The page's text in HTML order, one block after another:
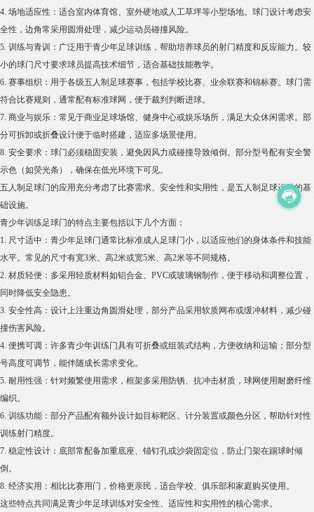
4. 场地适应性：适合室内体育馆、室外硬地或人工草坪等小型场地。球门设计考虑安
全性，边角常采用圆滑处理，减少运动员碰撞风险。
5. 训练与青训：广泛用于青少年足球训练，帮助培养球员的射门精度和反应能力。较
小的球门尺寸要求球员提高技术细节，适合基础技能教学。
6. 赛事组织：用于各级五人制足球赛事，包括学校比赛、业余联赛和锦标赛。球门需
符合比赛规则，通常配有标准球网，便于裁判判断进球。
7. 商业与娱乐：常见于商业足球场馆、健身中心或娱乐场所，满足大众休闲需求。部
分可拆卸或折叠设计便于临时搭建，适应多场景使用。
8. 安全要求：球门必须稳固安装，避免因风力或碰撞导致倾倒。部分型号配有安全警
示色（如荧光条），确保在低光环境下可见。
五人制足球门的应用充分考虑了比赛需求、安全性和实用性，是五人制足球运动的基
础设施。
青少年训练足球门的特点主要包括以下几个方面：
1. 尺寸适中：青少年足球门通常比标准成人足球门小，以适应他们的身体条件和技能
水平。常见的尺寸有宽3米、高2米或宽5米、高2米等不同规格。
2. 材质轻便：多采用轻质材料如铝合金、PVC或玻璃钢制作，便于移动和调整位置，
同时降低安全隐患。
3. 安全性高：设计上注重边角圆滑处理，部分产品采用软质网布或缓冲材料，减少碰
撞伤害风险。
4. 便携可调：许多青少年训练门具有可折叠或组装式结构，方便收纳和运输；部分型
号高度可调节，能伴随成长需求变化。
5. 耐用性强：针对频繁使用需求，框架多采用防锈、抗冲击材质，球网使用耐磨纤维
编织。
6. 训练功能：部分产品配有额外设计如目标靶区、计分装置或颜色分区，帮助针对性
训练射门精度。
7. 稳定性设计：底部常配备加重底座、锚钉孔或沙袋固定位，防止门架在踢球时倾
倒。
8. 经济实用：相比比赛用门，价格更亲民，适合学校、俱乐部和家庭购买使用。
这些特点共同满足青少年足球训练对安全性、适应性和实用性的核心需求。